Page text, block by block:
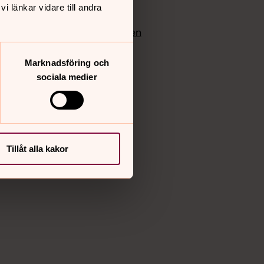
länkar vidare till andra
Marknadsföring och
sociala medier
Tillåt alla kakor
Instagram
Bloggportalen